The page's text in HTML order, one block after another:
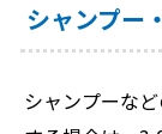
シャンプー
シャンプーな